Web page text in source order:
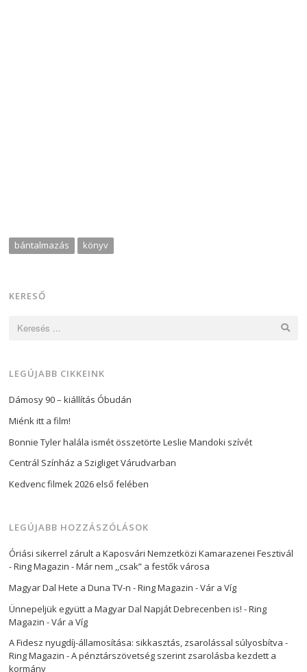
bántalmazás könyv
KERESŐ
Keresés:
LEGÚJABB CIKKEINK
Dámosy 90 – kiállítás Óbudán
Miénk itt a film!
Bonnie Tyler halála ismét összetörte Leslie Mandoki szívét
Centrál Színház a Szigliget Várudvarban
Kedvenc filmek 2026 első felében
LEGÚJABB HOZZÁSZÓLÁSOK
Óriási sikerrel zárult a Kaposvári Nemzetközi Kamarazenei Fesztivál
- Ring Magazin -Már nem ,,csak” a festők városa
Magyar Dal Hete a Duna TV-n - Ring Magazin -Vár a Víg
Ünnepeljük együtt a Magyar Dal Napját Debrecenben is! - Ring
Magazin -Vár a Víg
A Fidesz nyugdíj-államosítása: sikkasztás, zsarolással súlyosbítva -
Ring Magazin -A pénztárszövetség szerint zsarolásba kezdett a
kormány